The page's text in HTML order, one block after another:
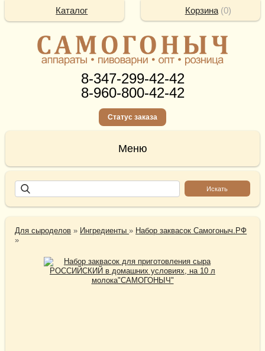
8-347-299-42-42
8-960-800-42-42
Статус заказа
Для сыроделов » Ингредиенты» Набор заквасок Самогоныч.РФ
»
Корзина(0)
Каталог